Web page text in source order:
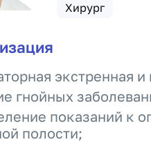
Хирург
экстренная и
гнойных
показаний к
полости;